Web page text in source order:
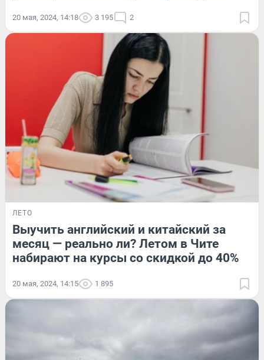
20 мая, 2024, 14:18 3 195 2
ЛЕТО
Выучить английский и китайский за
месяц — реально ли? Летом в Чите
набирают на курсы со скидкой до 40%
20 мая, 2024, 14:15 1 895